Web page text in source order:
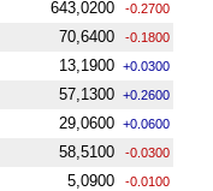
643,0200 -0.2700
70,6400 -0.1800
13,1900 +0.0300
57,1300 +0.2600
29,0600 +0.0600
58,5100 -0.0300
5,0900 -0.0100